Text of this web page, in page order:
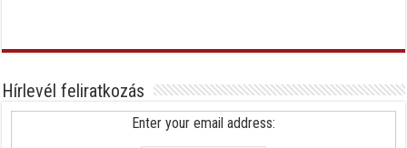
Hírlevél feliratkozás
Enter your email address: